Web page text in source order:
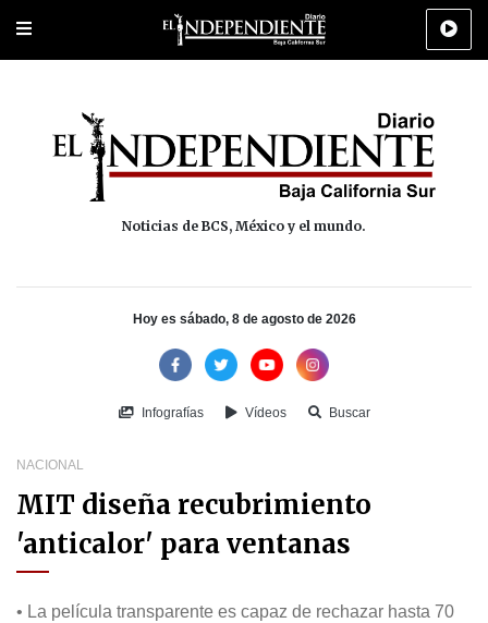
Portada Los Cabos Policiaca Deportes Cultura
Noticias de BCS, México y el mundo.
Hoy es sábado, 8 de agosto de 2026
Infografías Vídeos Buscar
NACIONAL
MIT diseña recubrimiento
'anticalor' para ventanas
• La película transparente es capaz de rechazar hasta 70